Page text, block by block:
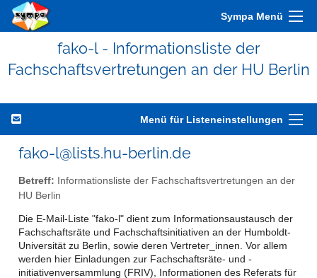
Sympa Menü
fako-l - Informationsliste der
Fachschaftsvertretungen an der HU Berlin
Menü für Listeneinstellungen
fako-l@lists.hu-berlin.de
Betreff: Informationsliste der Fachschaftsvertretungen an der
HU Berlin
Die E-Mail-Liste "fako-l" dient zum Informationsaustausch der
Fachschaftsräte und Fachschaftsinitiativen an der Humboldt-
Universität zu Berlin, sowie deren Vertreter_innen. Vor allem
werden hier Einladungen zur Fachschaftsräte- und -
initiativenversammlung (FRIV), Informationen des Referats für